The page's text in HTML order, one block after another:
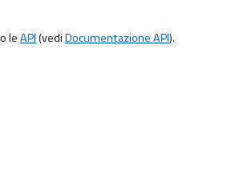
leAPI(vediDocumentazione API).